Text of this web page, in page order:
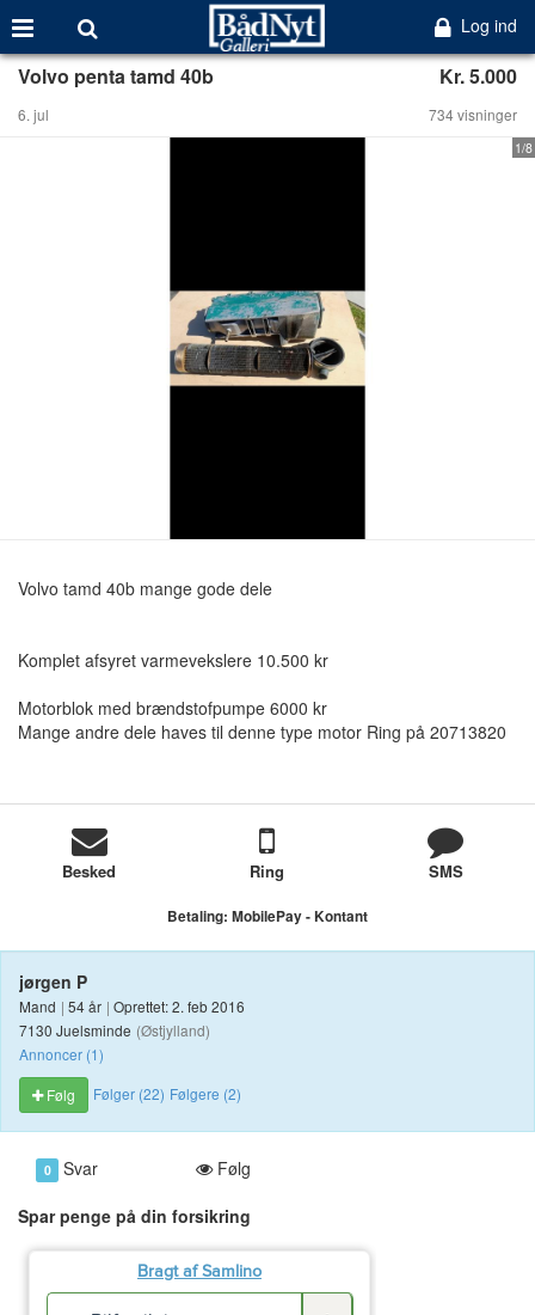
Log ind
Volvo penta tamd 40b Kr. 5.000
6. jul 734 visninger
1/8
Volvo tamd 40b mange gode dele
Komplet afsyret varmevekslere 10.500 kr
Motorblok med brændstofpumpe 6000 kr
Mange andre dele haves til denne type motor Ring på 20713820
Besked Ring SMS
Betaling: MobilePay- Kontant
jørgen P
Mand | 54 år | Oprettet: 2. feb 2016
7130 Juelsminde (Østjylland)
Annoncer (1)
Følg
Følger (22) Følgere (2)
0 Svar
Følg
Spar penge på din forsikring